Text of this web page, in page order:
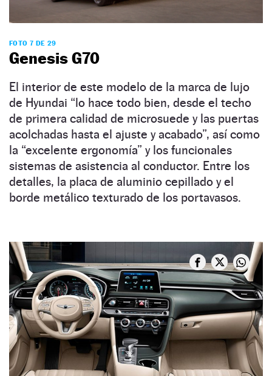
FOTO 7 DE 29
Genesis G70
El interior de este modelo de la marca de lujo
de Hyundai “lo hace todo bien, desde el techo
de primera calidad de microsuede y las puertas
acolchadas hasta el ajuste y acabado”, así como
la “excelente ergonomía” y los funcionales
sistemas de asistencia al conductor. Entre los
detalles, la placa de aluminio cepillado y el
borde metálico texturado de los portavasos.